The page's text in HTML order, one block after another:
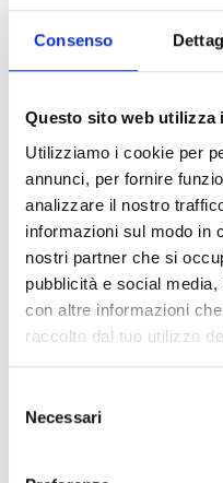
Consenso
Questo sito web utilizza
Utilizziamo i cookie per
annunci, per fornire
analizzare il nostro
informazioni sul modo in
nostri partner che si
pubblicità e social
con altre informazioni
raccolto dal tuo utilizzo
delNecessari
FBOX100